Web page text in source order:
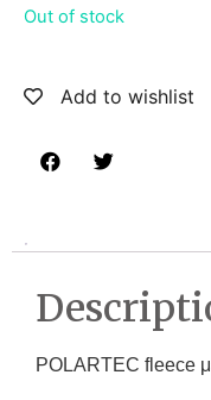
Out of stock
Add to wishlist
POLARTEC fleece